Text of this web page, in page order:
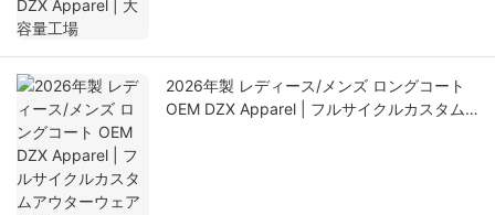
2026年製 レディース/メンズ ロングコート
OEM DZX Apparel | フルサイクルカスタム